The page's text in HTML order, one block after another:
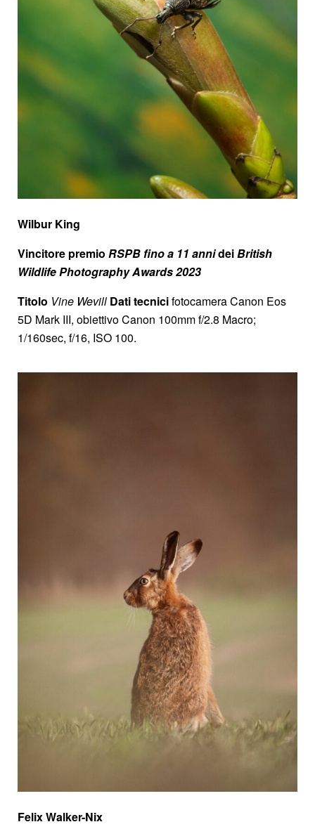
Wilbur King
Vincitore premio RSPB fino a 11 annidei British
Wildlife Photography Awards 2023
Titolo Vine Wevill Dati tecnicifotocamera Canon Eos
5D Mark III, obiettivo Canon 100mm f/2.8 Macro;
1/160sec, f/16, ISO 100.
Felix Walker-Nix